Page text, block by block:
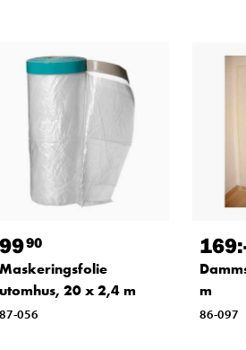
9990
Maskeringsfolie
utomhus, 20 x 2,4 m
87-056
169
m
86-097